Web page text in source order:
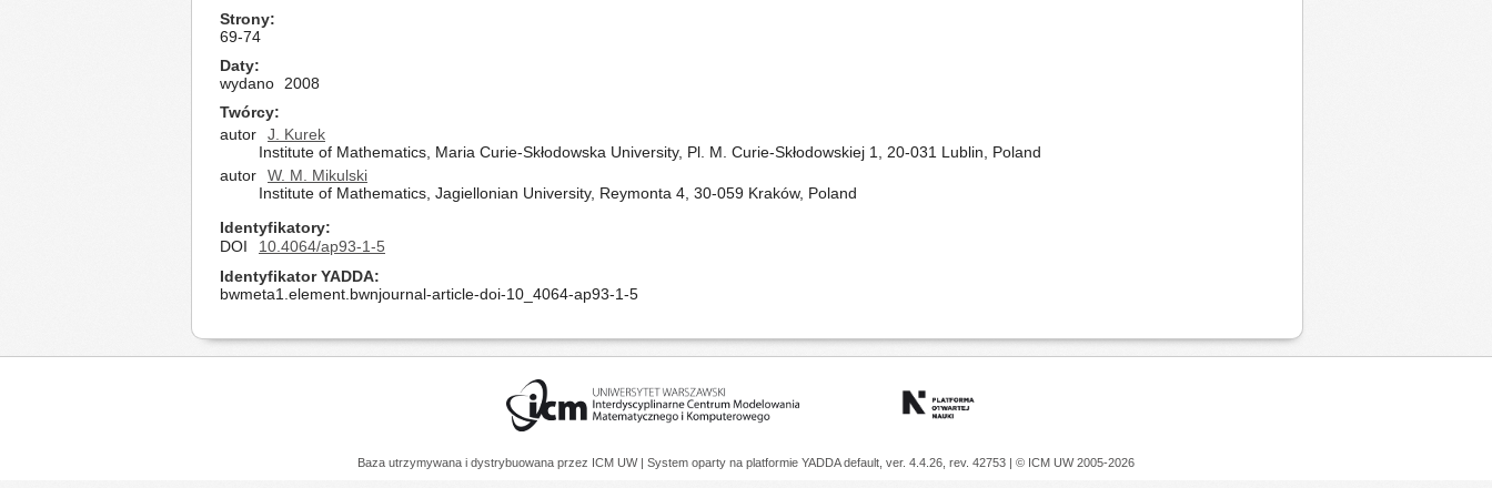
Strony
69-74
Daty
wydano
2008
Twórcy
autor
J. Kurek
Institute of Mathematics, Maria Curie-Skłodowska University, Pl. M. Curie-Skłodowskiej 1, 20-031 Lublin, Poland
autor
W. M. Mikulski
Institute of Mathematics, Jagiellonian University, Reymonta 4, 30-059 Kraków, Poland
Identyfikatory
DOI
10.4064/ap93-1-5
Identyfikator YADDA
bwmeta1.element.bwnjournal-article-doi-10_4064-ap93-1-5
Baza utrzymywana i dystrybuowana przez ICM UW | System oparty na platformie YADDAdefault, ver. 4.4.26, rev. 42753 | © ICM UW 2005-2026